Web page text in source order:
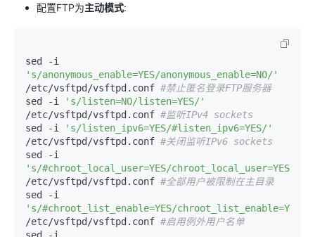
配置FTP为主动模式:
's/anonymous_enable=YES/anonymous_enable=NO/'
/etc/vsftpd/vsftpd.conf #禁止匿名登录FTP服务器
sed -i
's/listen=NO/listen=YES/'
/etc/vsftpd/vsftpd.conf #监听IPv4 sockets
sed -i
's/listen_ipv6=YES/#listen_ipv6=YES/'
/etc/vsftpd/vsftpd.conf #关闭监听IPv6 sockets
's/#chroot_local_user=YES/chroot_local_user=YES/'
/etc/vsftpd/vsftpd.conf #全部用户被限制在主目录
's/#chroot_list_enable=YES/chroot_list_enable=YES/'
/etc/vsftpd/vsftpd.conf #启用例外用户名单